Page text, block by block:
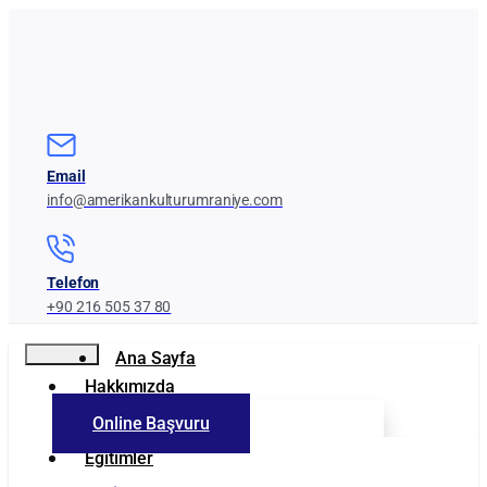
Email
info@amerikankulturumraniye.com
Telefon
+90 216 505 37 80
Ana Sayfa
Hakkımızda
Kurumumuz
Eğitimler
Online Başvuru